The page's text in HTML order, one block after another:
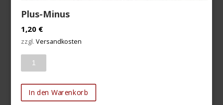
Plus-Minus
1,20 €
zzgl.Versandkosten
In den Warenkorb